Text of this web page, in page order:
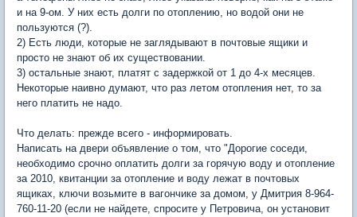
и на 9-ом. У них есть долги по отоплению, но водой они не
пользуются (?).
2) Есть люди, которые не заглядывают в почтовые ящики и
просто не знают об их существовании.
3) остальные знают, платят с задержкой от 1 до 4-х месяцев.
Некоторые наивно думают, что раз летом отопления нет, то за
него платить не надо.
Что делать: прежде всего - информировать.
Написать на двери объявление о том, что "Дорогие соседи,
необходимо срочно оплатить долги за горячую воду и отопление
за 2010, квитанции за отопление и воду лежат в почтовых
ящиках, ключи возьмите в вагончике за домом, у Дмитрия 8-964-
760-11-20 (если не найдете, спросите у Петровича, он установит